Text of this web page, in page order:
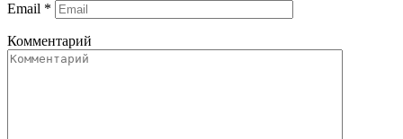
Email *
Комментарий